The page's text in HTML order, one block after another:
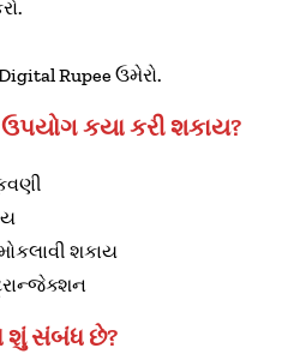
Rupee ઉમેરો.
કયા કરી શકાય?
શકાય
શું સંબંધ છે?